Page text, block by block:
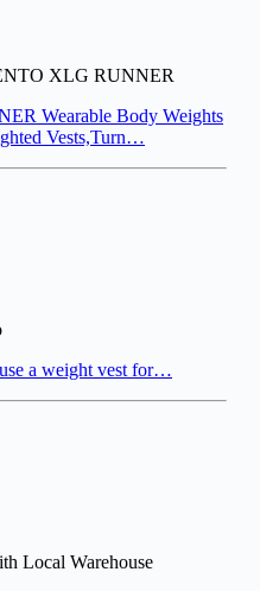
XLG RUNNER
Wearable Body Weights
Vests,Turn…
a weight vest for…
Local Warehouse